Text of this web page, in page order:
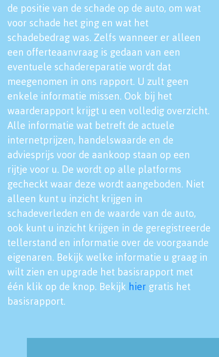
de positie van de schade op de auto, om wat
voor schade het ging en wat het
schadebedrag was. Zelfs wanneer er alleen
een offerteaanvraag is gedaan van een
eventuele schadereparatie wordt dat
meegenomen in ons rapport. U zult geen
enkele informatie missen. Ook bij het
waarderapport krijgt u een volledig overzicht.
Alle informatie wat betreft de actuele
internetprijzen, handelswaarde en de
adviesprijs voor de aankoop staan op een
rijtje voor u. De wordt op alle platforms
gecheckt waar deze wordt aangeboden. Niet
alleen kunt u inzicht krijgen in
schadeverleden en de waarde van de auto,
ook kunt u inzicht krijgen in de geregistreerde
tellerstand en informatie over de voorgaande
eigenaren. Bekijk welke informatie u graag in
wilt zien en upgrade het basisrapport met
één klik op de knop. Bekijk hier gratis het
basisrapport.